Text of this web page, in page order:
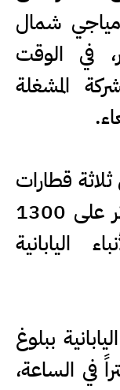
شمال
في الوقت
المشغلة
قطارات
فائقة السرعة تأخرت، مما أثر على 1300
اليابانية
ببلوغ
330 كيلومتراً في الساعة،